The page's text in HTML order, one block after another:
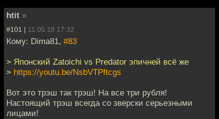
htit »
#101 | 11.05.18 17:32
Кому: Dima81, #83
> Японский Zatoichi vs Predator эпичней всё же
> https://youtu.be/NsbVTPftcgs
Вот это трэш так трэш! На все три рубля!
Настоящий трэш всегда со зверски серьезными
лицами!